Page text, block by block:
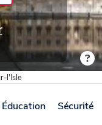
l'Isle
Éducation Sécurité